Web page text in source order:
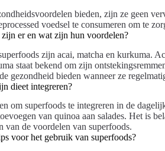
bieden, zijn ze geen
voedsel te consumeren om te
er en wat zijn hun voordelen?
zijn acai, matcha en kurkuma.
staat bekend om zijn
gezondheid bieden wanneer ze
dieet integreren?
om superfoods te integreren in de
van quinoa aan salades. Het is
van de voordelen van superfoods.
voor het gebruik van superfoods?